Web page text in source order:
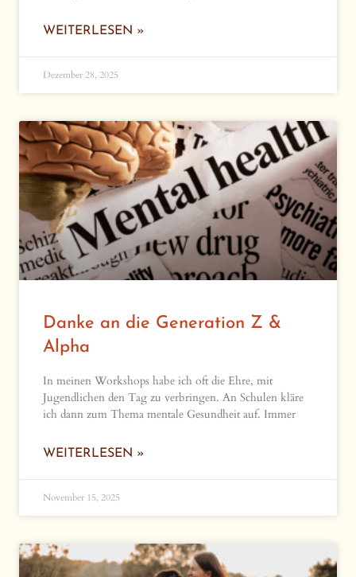
WEITERLESEN »
Dezember 28, 2025
Danke an die Generation Z &
Alpha
In meinen Workshops habe ich oft die Ehre, mit
Jugendlichen den Tag zu verbringen. An Schulen kläre
ich dann zum Thema mentale Gesundheit auf. Immer
WEITERLESEN »
November 15, 2025